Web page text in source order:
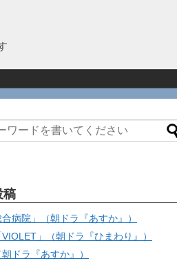
稿
合病院」（朝ドラ『あすか』）
」（朝ドラ『ひまわり』）
ドラ『あすか』）